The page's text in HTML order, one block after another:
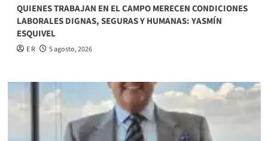
QUIENES TRABAJAN EN EL CAMPO MERECEN CONDICIONES
LABORALES DIGNAS, SEGURAS Y HUMANAS: YASMÍN
ESQUIVEL
E R 5 agosto, 2026